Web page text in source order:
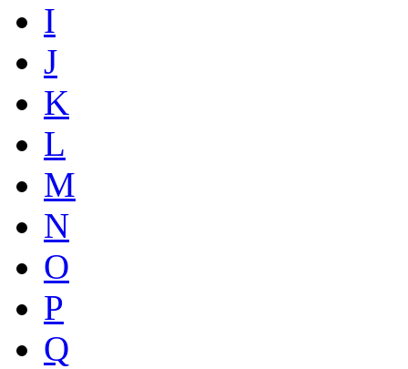
I
J
K
L
M
N
O
P
Q